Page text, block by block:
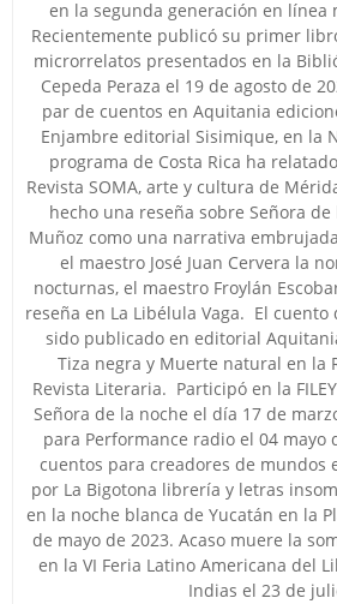
en la segunda generación en línea
Recientemente publicó su primer
microrrelatos presentados en la
Cepeda Peraza el 19 de agosto de
par de cuentos en Aquitania
Enjambre editorial Sisimique, en la
programa de Costa Rica ha
Revista SOMA, arte y cultura de
hecho una reseña sobre Señora
Muñoz como una narrativa
el maestro José Juan Cervera la
nocturnas, el maestro Froylán
reseña en La Libélula Vaga. El cuento
sido publicado en editorial
Tiza negra y Muerte natural en la
Revista Literaria. Participó en la
Señora de la noche el día 17 de
para Performance radio el 04 mayo
cuentos para creadores de mundos
por La Bigotona librería y letras
en la noche blanca de Yucatán en la
de mayo de 2023. Acaso muere la
en la VI Feria Latino Americana del
Indias el 23 de